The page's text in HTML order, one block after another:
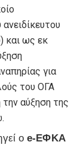
και ως εκ
για
του ΟΓΑ
αύξηση της
οe-ΕΦΚΑ